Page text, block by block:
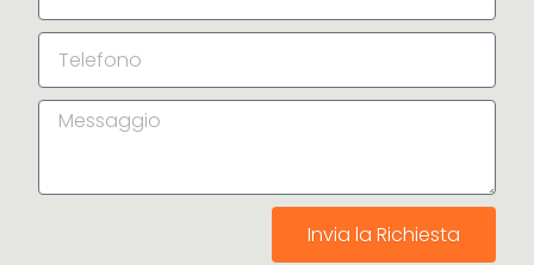
Invia la Richiesta